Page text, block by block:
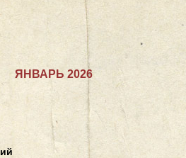
ЯНВАРЬ 2026